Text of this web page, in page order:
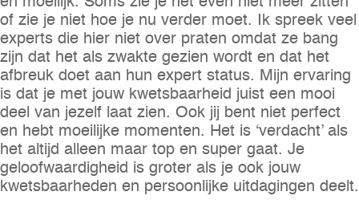
of zie je niet hoe je nu verder moet. Ik spreek veel
experts die hier niet over praten omdat ze bang
zijn dat het als zwakte gezien wordt en dat het
afbreuk doet aan hun expert status. Mijn ervaring
is dat je met jouw kwetsbaarheid juist een mooi
deel van jezelf laat zien. Ook jij bent niet perfect
en hebt moeilijke momenten. Het is ‘verdacht’ als
het altijd alleen maar top en super gaat. Je
geloofwaardigheid is groter als je ook jouw
kwetsbaarheden en persoonlijke uitdagingen deelt.